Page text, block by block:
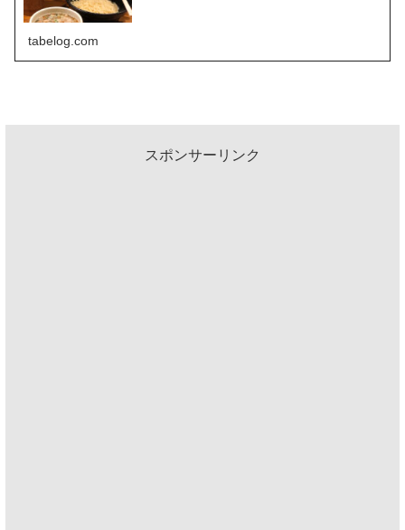
tabelog.com
スポンサーリンク